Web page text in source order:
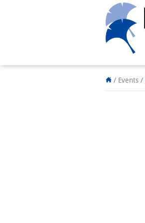
/ Events /